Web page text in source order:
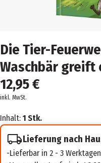
Die Tier-
Waschbär greift
12,95 €
inkl. MwSt.
Inhalt: 1 Stk.
Lieferung nach
Lieferbar in 2 - 3 Werktagen